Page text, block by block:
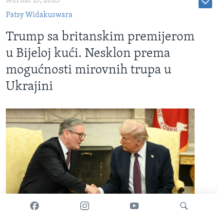
Patsy Widakuswara
Trump sa britanskim premijerom
u Bijeloj kući. Nesklon prema
mogućnosti mirovnih trupa u
Ukrajini